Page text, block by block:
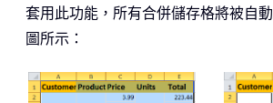
套用此功能，所有合併儲存格將被自
圖所示：